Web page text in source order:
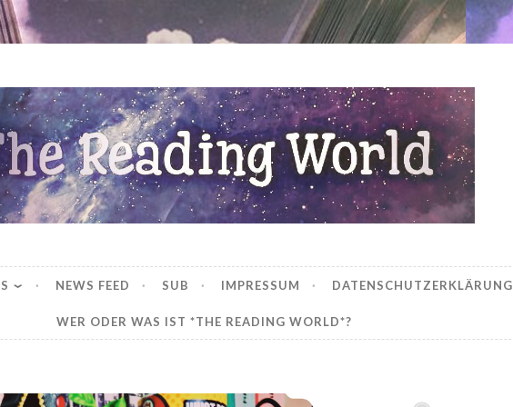
World
NEWS FEED SUB IMPRESSUM DATENSCHUTZERKLÄRUNG
WER ODER WAS IST *THE READING WORLD*?
*Mein LeseMärz 2020*